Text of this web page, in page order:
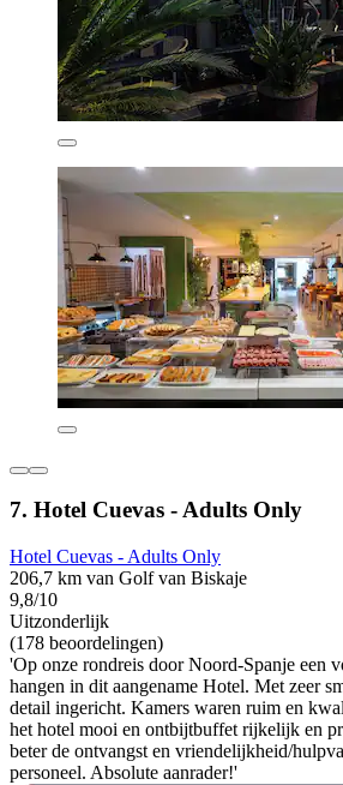
7. Hotel Cuevas - Adults Only
Hotel Cuevas - Adults Only
206,7 km van Golf van Biskaje
9,8/10
Uitzonderlijk
(178 beoordelingen)
'Op onze rondreis door Noord-Spanje een
hangen in dit aangename Hotel. Met zeer
detail ingericht. Kamers waren ruim en
het hotel mooi en ontbijtbuffet rijkelijk en
beter de ontvangst en vriendelijkheid/
personeel. Absolute aanrader!'